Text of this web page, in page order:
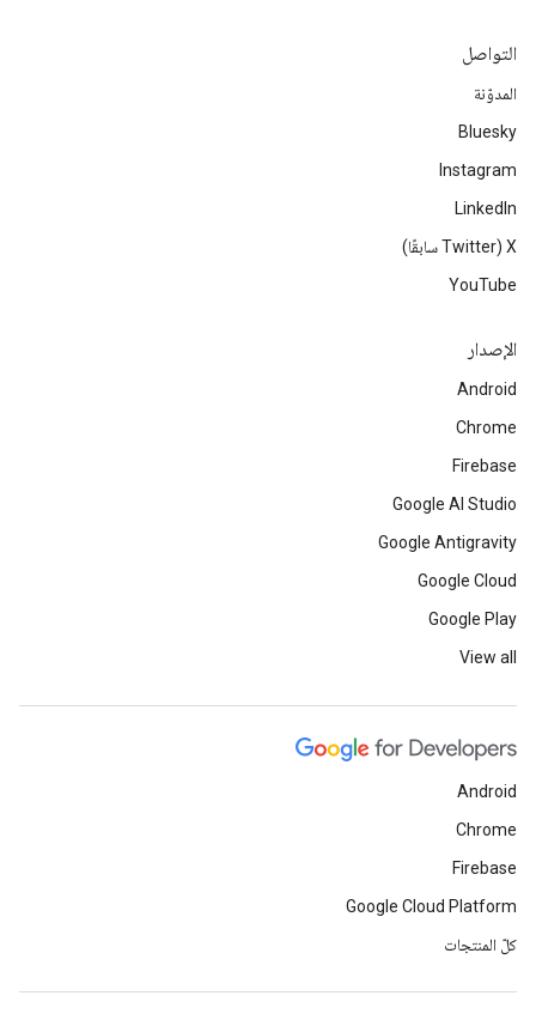
التواصل
المدوّنة
Bluesky
Instagram
LinkedIn
‫X ‏(Twitter سابقًا)
YouTube
الإصدار
Android
Chrome
Firebase
Google AI Studio
Google Antigravity
Google Cloud
Google Play
View all
Android
Chrome
Firebase
Google Cloud Platform
كلّ المنتجات